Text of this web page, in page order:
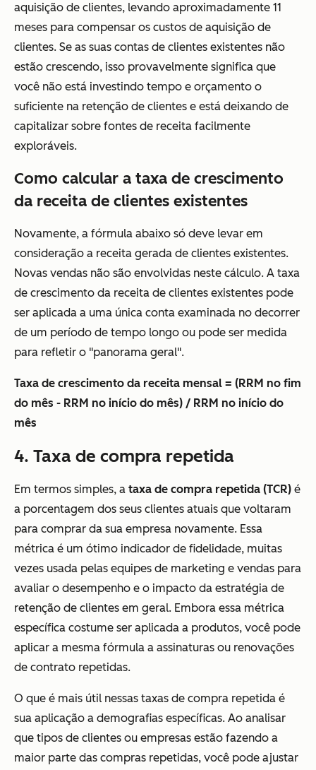
aquisição de clientes, levando aproximadamente 11
meses para compensar os custos de aquisição de
clientes. Se as suas contas de clientes existentes não
estão crescendo, isso provavelmente significa que
você não está investindo tempo e orçamento o
suficiente na retenção de clientes e está deixando de
capitalizar sobre fontes de receita facilmente
exploráveis.
Como calcular a taxa de crescimento
da receita de clientes existentes
Novamente, a fórmula abaixo só deve levar em
consideração a receita gerada de clientes existentes.
Novas vendas não são envolvidas neste cálculo. A taxa
de crescimento da receita de clientes existentes pode
ser aplicada a uma única conta examinada no decorrer
de um período de tempo longo ou pode ser medida
para refletir o "panorama geral".
Taxa de crescimento da receita mensal = (RRM no fim
do mês - RRM no início do mês) / RRM no início do
mês
4. Taxa de compra repetida
Em termos simples, a taxa de compra repetida (TCR) é
a porcentagem dos seus clientes atuais que voltaram
para comprar da sua empresa novamente. Essa
métrica é um ótimo indicador de fidelidade, muitas
vezes usada pelas equipes de marketing e vendas para
avaliar o desempenho e o impacto da estratégia de
retenção de clientes em geral. Embora essa métrica
específica costume ser aplicada a produtos, você pode
aplicar a mesma fórmula a assinaturas ou renovações
de contrato repetidas.
O que é mais útil nessas taxas de compra repetida é
sua aplicação a demografias específicas. Ao analisar
que tipos de clientes ou empresas estão fazendo a
maior parte das compras repetidas, você pode ajustar